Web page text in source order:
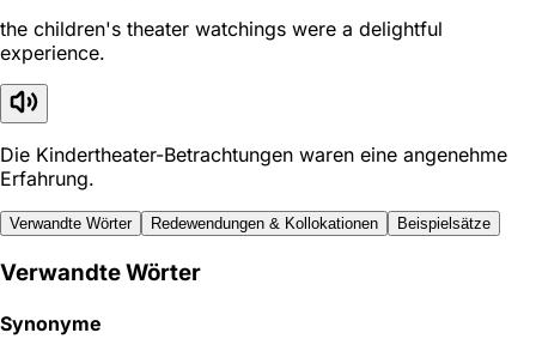
the children's theater watchings were a delightful
experience.
Die Kindertheater-Betrachtungen waren eine angenehme
Erfahrung.
Verwandte Wörter Redewendungen & Kollokationen Beispielsätze
Verwandte Wörter
Synonyme